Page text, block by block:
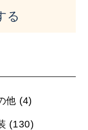
る
他 (4)
(130)